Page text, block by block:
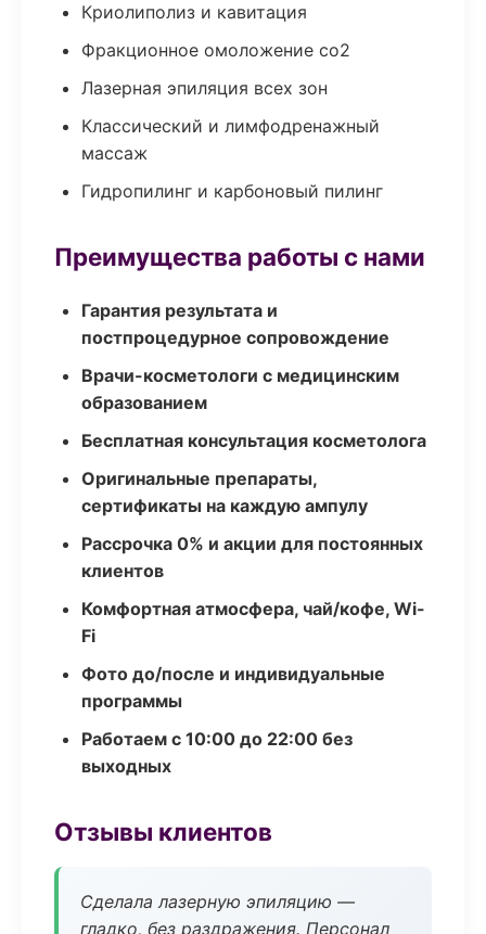
Криолиполиз и кавитация
Фракционное омоложение co2
Лазерная эпиляция всех зон
Классический и лимфодренажный
массаж
Гидропилинг и карбоновый пилинг
Преимущества работы с нами
Гарантия результата и
постпроцедурное сопровождение
Врачи-косметологи с медицинским
образованием
Бесплатная консультация косметолога
Оригинальные препараты,
сертификаты на каждую ампулу
Рассрочка 0% и акции для постоянных
клиентов
Комфортная атмосфера, чай/кофе, Wi-
Fi
Фото до/после и индивидуальные
программы
Работаем с 10:00 до 22:00 без
выходных
Отзывы клиентов
Сделала лазерную эпиляцию —
гладко, без раздражения. Персонал